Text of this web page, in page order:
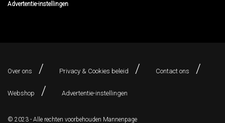
Advertentie-instellingen
Over ons Privacy & Cookies beleid Contact ons
Webshop Advertentie-instellingen
© 2023 - Alle rechten voorbehouden Mannenpage